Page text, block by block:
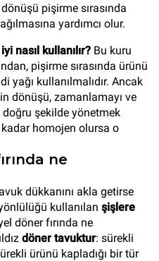
pişirme sırasında
yardımcı olur.
nasıl kullanılır? Bu kuru
pişirme sırasında ürünü
kullanılmalıdır. Ancak
dönüşü, zamanlamayı ve
şekilde yönetmek
kadar homojen olursa o
ne
dükkanını akla getirse
kullanılan şişlere
döner fırında ne
döner tavuktur: sürekli
ürünü kapladığı bir tür